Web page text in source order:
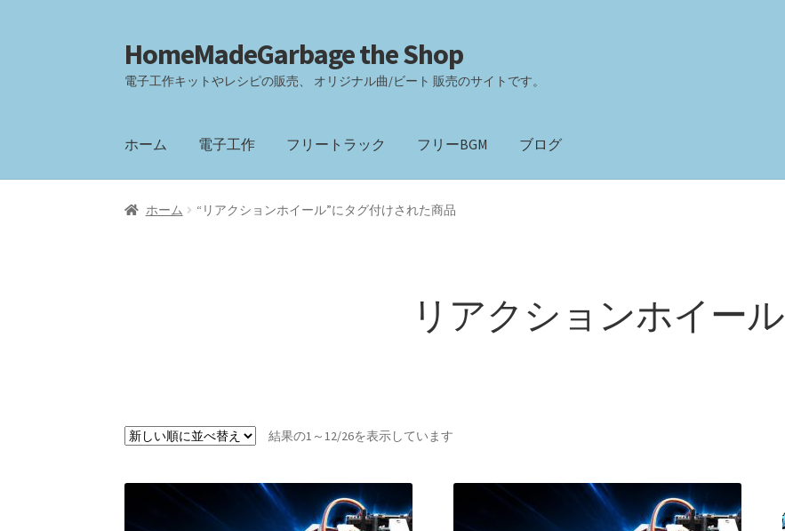
ナ
ビ
ゲ
シ
ン
へ
コ
ン
テ
ツ
ス
キ
HomeMadeGarbage the Shop
電子工作キットやレシピの販売、 オリジナル曲/ビート 販売のサイトです。
ホーム 電子工作 フリートラック フリーBGM ブログ
ホーム “リアクションホイール”にタグ付けされた商品
リアクションホイール
結果の1～12/26を表示しています